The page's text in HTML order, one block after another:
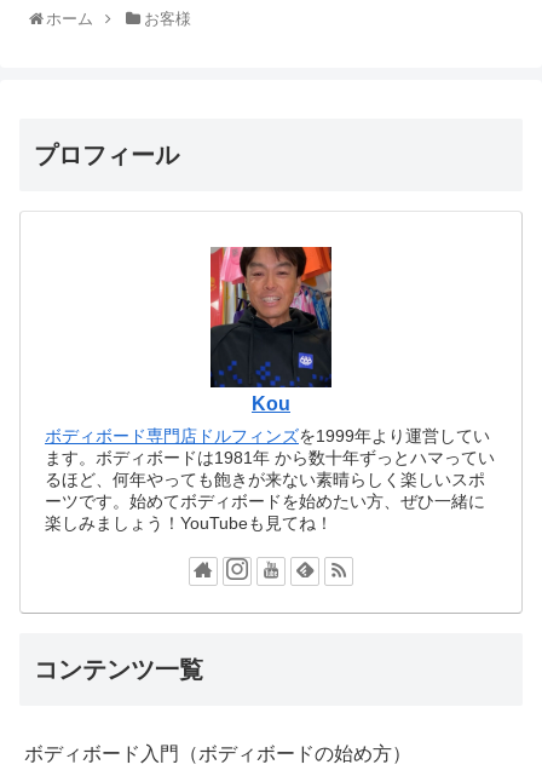
ホーム お客様
プロフィール
Kou
ボディボード専門店ドルフィンズを1999年より運営してい
ます。ボディボードは1981年 から数十年ずっとハマってい
るほど、何年やっても飽きが来ない素晴らしく楽しいスポ
ーツです。始めてボディボードを始めたい方、ぜひ一緒に
楽しみましょう！YouTubeも見てね！
コンテンツ一覧
ボディボード入門（ボディボードの始め方）